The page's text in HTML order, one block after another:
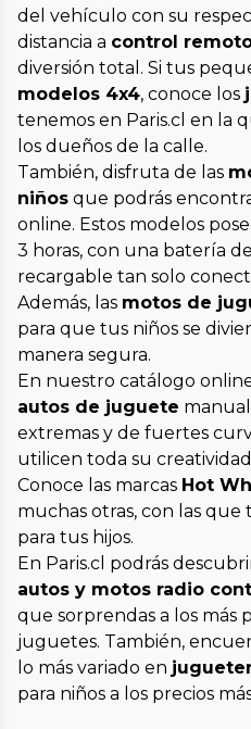
del vehículo con su
distancia a control
diversión total. Si tus
modelos 4x4, conoce los
tenemos en Paris.cl en la
los dueños de la calle.
También, disfruta de las
niños que podrás
online. Estos modelos
3 horas, con una batería
recargable tan solo
Además, las motos de
para que tus niños se
manera segura.
En nuestro catálogo
autos de juguete
extremas y de fuertes
utilicen toda su
Conoce las marcas Hot
muchas otras, con las
para tus hijos.
En Paris.cl podrás
autos y motos radio
que sorprendas a los más
juguetes. También,
lo más variado en
para niños a los precios